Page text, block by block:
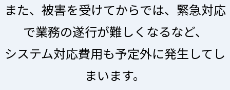
また、被害を受けてからでは、緊急対応
で業務の遂行が難しくなるなど、
システム対応費用も予定外に発生してし
まいます。